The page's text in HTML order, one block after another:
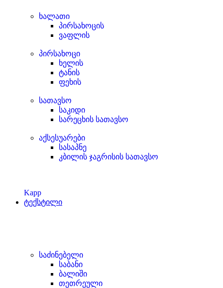
ხალათი
პირსახოცის
ვაფლის
პირსახოცი
ხელის
ტანის
ფეხის
სათავსო
საკიდი
სარეცხის სათავსო
აქსესუარები
სასაპნე
კბილის ჯაგრისის სათავსო
Kapp
ტექსტილი
საძინებელი
საბანი
ბალიში
თეთრეული